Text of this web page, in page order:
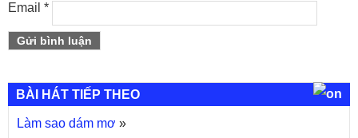
Email *
BÀI HÁT TIẾP THEO
Làm sao dám mơ »